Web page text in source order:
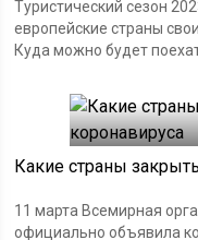
Туристический сезон
европейские страны
Куда можно будет
Какие страны
11 марта Всемирная
официально объявила